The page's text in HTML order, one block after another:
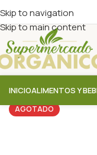
Skip to navigation
Skip to main content
INICIOALIMENTOS Y
AGOTADO